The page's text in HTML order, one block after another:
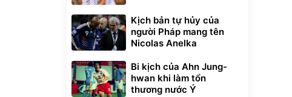
Kịch bản tự hủy của
người Pháp mang tên
Nicolas Anelka
Bi kịch của Ahn Jung-
hwan khi làm tổn
thương nước Ý